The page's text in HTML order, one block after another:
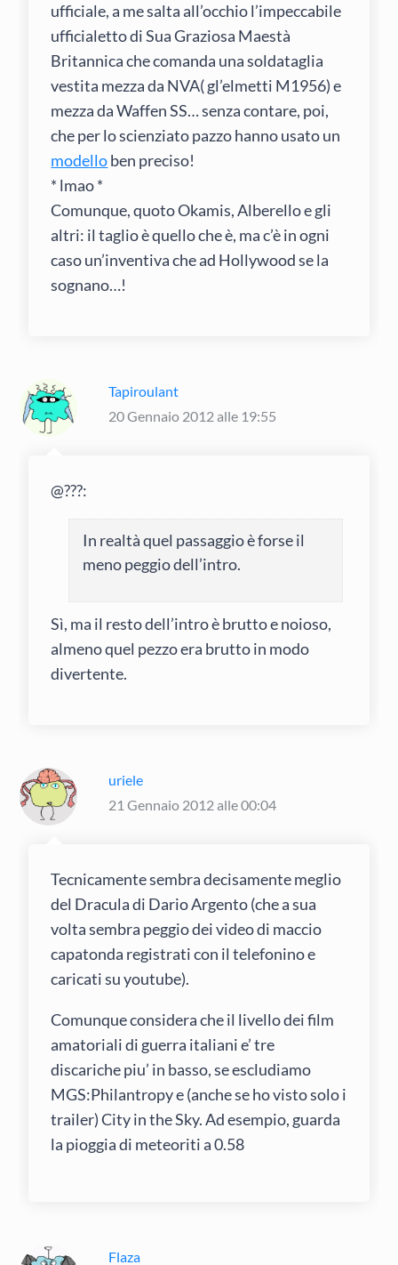
ufficiale, a me salta all’occhio l’impeccabile
ufficialetto di Sua Graziosa Maestà
Britannica che comanda una soldataglia
vestita mezza da NVA( gl’elmetti M1956) e
mezza da Waffen SS… senza contare, poi,
che per lo scienziato pazzo hanno usato un
modelloben preciso!
* lmao *
Comunque, quoto Okamis, Alberello e gli
altri: il taglio è quello che è, ma c’è in ogni
caso un’inventiva che ad Hollywood se la
sognano…!
Tapiroulant
20 Gennaio 2012 alle 19:55
@???:
In realtà quel passaggio è forse il
meno peggio dell’intro.
Sì, ma il resto dell’intro è brutto e noioso,
almeno quel pezzo era brutto in modo
divertente.
uriele
21 Gennaio 2012 alle 00:04
Tecnicamente sembra decisamente meglio
del Dracula di Dario Argento (che a sua
volta sembra peggio dei video di maccio
capatonda registrati con il telefonino e
caricati su youtube).
Comunque considera che il livello dei film
amatoriali di guerra italiani e’ tre
discariche piu’ in basso, se escludiamo
MGS:Philantropy e (anche se ho visto solo i
trailer) City in the Sky. Ad esempio, guarda
la pioggia di meteoriti a 0.58
Flaza